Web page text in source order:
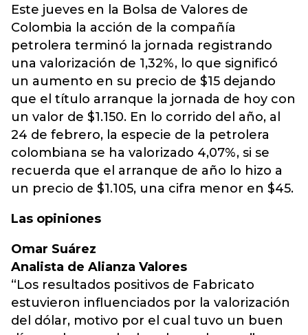
Este jueves en la Bolsa de Valores de
Colombia la acción de la compañía
petrolera terminó la jornada registrando
una valorización de 1,32%, lo que significó
un aumento en su precio de $15 dejando
que el título arranque la jornada de hoy con
un valor de $1.150. En lo corrido del año, al
24 de febrero, la especie de la petrolera
colombiana se ha valorizado 4,07%, si se
recuerda que el arranque de año lo hizo a
un precio de $1.105, una cifra menor en $45.
Las opiniones
Omar Suárez
Analista de Alianza Valores
“Los resultados positivos de Fabricato
estuvieron influenciados por la valorización
del dólar, motivo por el cual tuvo un buen